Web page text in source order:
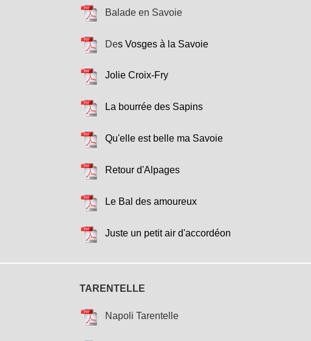
Balade en Savoie
Des Vosges à la Savoie
Jolie Croix-Fry
La bourrée des Sapins
Qu'elle est belle ma Savoie
Retour d'Alpages
Le Bal des amoureux
Juste un petit air d'accordéon
TARENTELLE
Napoli Tarentelle